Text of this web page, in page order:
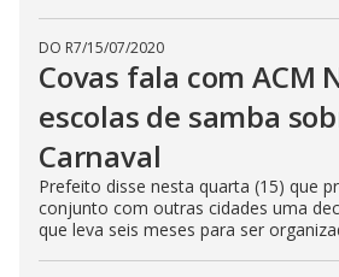
DO R7/15/07/2020
Covas fala com ACM
escolas de samba
Carnaval
Prefeito disse nesta quarta (15) que
conjunto com outras cidades uma
que leva seis meses para ser